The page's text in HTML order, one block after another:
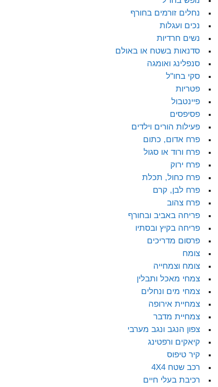
נחלים זורמים בחורף
נכים ועגלות
נשים חרדיות
סדנאות בשטח או באולם
סנפלינג ואומגה
סקי בחו"ל
פטריות
פיינטבול
פסיפסים
פעילות הורים וילדים
פרח אדום, כתום
פרח ורוד או סגול
פרח ירוק
פרח כחול, תכלת
פרח לבן, קרם
פרח צהוב
פריחה באביב ובחורף
פריחה בקיץ ובסתיו
פרסום מדריכים
צומח
צומח וצמחייה
צמחי מאכל ותבלין
צמחי מים ונחלים
צמחיית אירופה
צמחיית מדבר
צפון הנגב ונגב מערבי
קיאקים ורפטינג
קיר טיפוס
רכב שטח 4X4
רכיבת בעלי חיים